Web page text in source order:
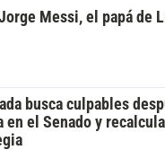
Messi, el papá de
busca culpables
en el Senado y